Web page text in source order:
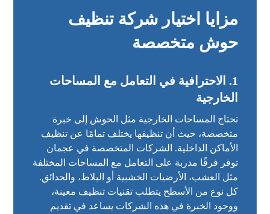
مزايا اختيار شركة تنظيف
حوش متخصصة
1.
الاحترافية في التعامل مع المساحات
الخارجية
تحتاج المساحات الخارجية مثل الحوش إلى خبرة
متخصصة، حيث أن تنظيفها يختلف تمامًا عن تنظيف
الأماكن الداخلية. الشركات المتخصصة في عجمان
توفر فرقًا مدربة على التعامل مع المساحات المختلفة
مثل العشب، الأرضيات الخشبية أو البلاط، والحدائق.
كل نوع من الأسطح يتطلب تقنيات تنظيف معينة،
ووجود الخبرة في هذه الشركات يساعد في تقديم